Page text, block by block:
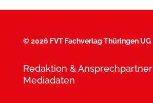
©2026 FVT Fachverlag Thüringen UG
Redaktion & Ansprechpartner
Mediadaten